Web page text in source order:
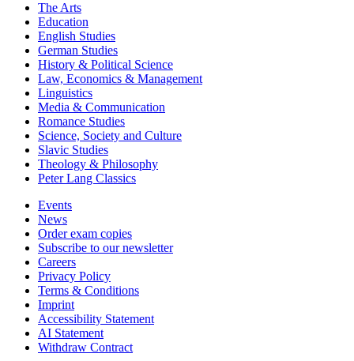
The Arts
Education
English Studies
German Studies
History & Political Science
Law, Economics & Management
Linguistics
Media & Communication
Romance Studies
Science, Society and Culture
Slavic Studies
Theology & Philosophy
Peter Lang Classics
Events
News
Order exam copies
Subscribe to our newsletter
Careers
Privacy Policy
Terms & Conditions
Imprint
Accessibility Statement
AI Statement
Withdraw Contract